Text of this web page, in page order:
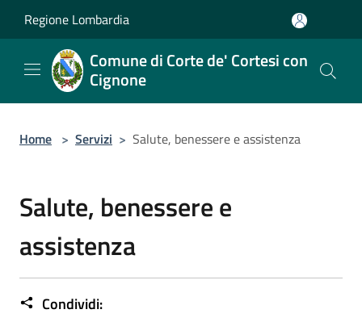
Regione Lombardia
Comune di Corte de' Cortesi con
Cignone
Home > Servizi > Salute, benessere e assistenza
Salute, benessere e
assistenza
Condividi: